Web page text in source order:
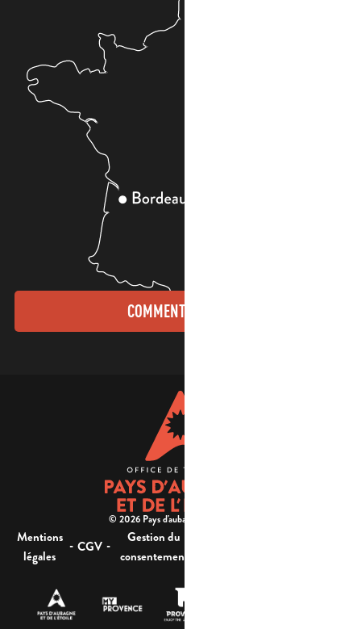
COMMENT VENIR ?
© 2026 Pays d'aubagne et de l'étoile -
Mentions
légales
- CGV -
Gestion du
consentement